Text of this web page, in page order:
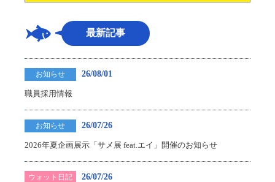
最新記事
お知らせ 26/08/01
職員採用情報
お知らせ 26/07/26
2026年夏企画展示「サメ展 feat.エイ」開催のお知らせ
ウォット日記 26/07/26